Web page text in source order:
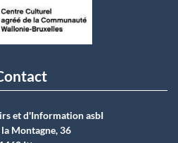
et d'Information asbI
la Montagne, 36